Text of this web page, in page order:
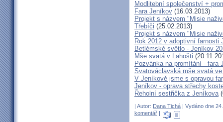
Modlitební společenství +
Fara Jeníkov (16.03.2013)
Projekt s názvem "Misie
Třebíči (25.02.2013)
Projekt s názvem "Misie
Rok 2012 v adoptivní farnosti
Betlémské světlo - Jeníkov
Mše svatá v Lahošti
Pozvánka na promítání - fara
Svatováclavská mše svatá
V Jeníkově jsme s opravou
Jeníkov - oprava střechy
Řeholní sestřička z Jeníkova
| Autor: Dana Tichá | Vydáno dne
komentář |